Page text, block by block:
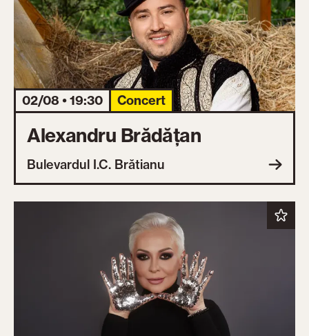
02/08 • 19:30 Concert
Alexandru Brădățan
Bulevardul I.C. Brătianu